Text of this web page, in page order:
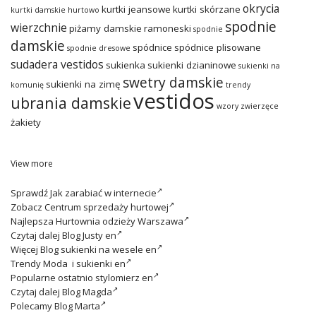
kurtki damskie hurtowo kurtki jeansowe kurtki skórzane okrycia
wierzchnie piżamy damskie ramoneski spodnie spodnie
damskie spodnie dresowe spódnice spódnice plisowane
sudadera vestidos sukienka sukienki dzianinowe sukienki na
komunię sukienki na zimę swetry damskie trendy
ubrania damskievestidos wzory zwierzęce
żakiety
View more
SprawdźJak zarabiać w internecie
Zobacz Centrum sprzedaży hurtowej
Najlepsza Hurtownia odzieży Warszawa
Czytaj dalej Blog Justy en
Więcej Blog sukienki na wesele en
TrendyModa i sukienki en
Popularne ostatnio stylomierz en
Czytaj dalej Blog Magda
PolecamyBlog Marta